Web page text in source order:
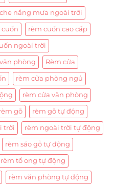
nắng mưa ngoài trời
cuốn rèm cuốn cao cấp
ngoài trời
phòng Rèm cửa
rèm cửa phòng ngủ
rèm cửa văn phòng
gỗ rèm gỗ tự động
trời rèm ngoài trời tự động
rèm sáo gỗ tự động
rèm tổ ong tự động
rèm văn phòng tự động